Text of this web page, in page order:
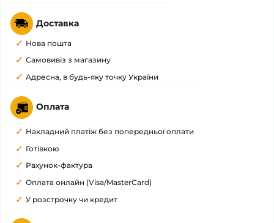
Доставка
Нова пошта
Самовивіз з магазину
Адресна, в будь-яку точку України
Оплата
Накладний платіж без попередньої оплати
Готівкою
Рахунок-фактура
Оплата онлайн (Visa/MasterCard)
У розстрочку чи кредит